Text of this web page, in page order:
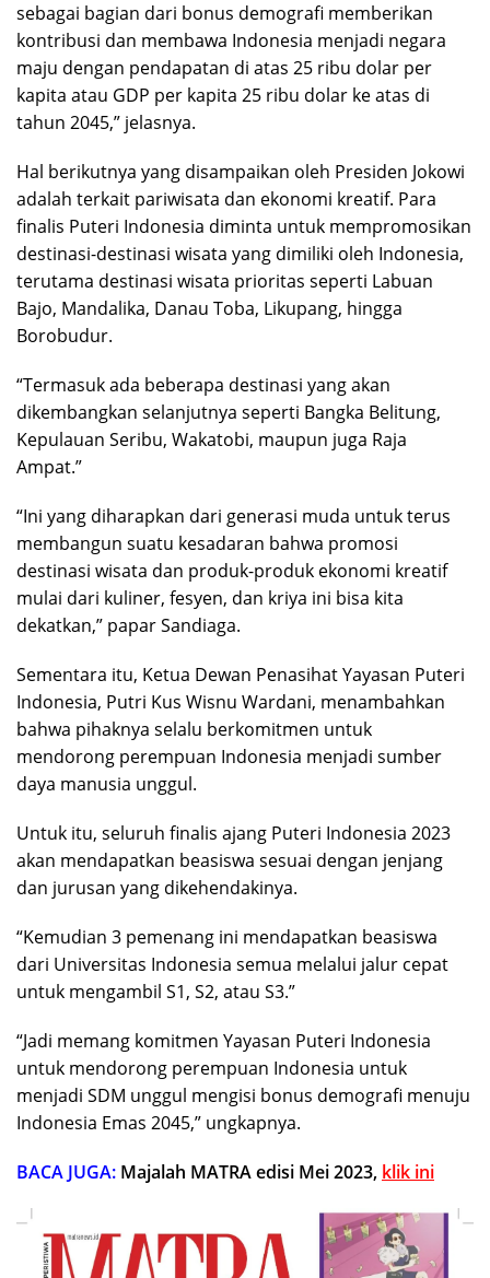
sebagai bagian dari bonus demografi memberikan
kontribusi dan membawa Indonesia menjadi negara
maju dengan pendapatan di atas 25 ribu dolar per
kapita atau GDP per kapita 25 ribu dolar ke atas di
tahun 2045,” jelasnya.
Hal berikutnya yang disampaikan oleh Presiden Jokowi
adalah terkait pariwisata dan ekonomi kreatif. Para
finalis Puteri Indonesia diminta untuk mempromosikan
destinasi-destinasi wisata yang dimiliki oleh Indonesia,
terutama destinasi wisata prioritas seperti Labuan
Bajo, Mandalika, Danau Toba, Likupang, hingga
Borobudur.
“Termasuk ada beberapa destinasi yang akan
dikembangkan selanjutnya seperti Bangka Belitung,
Kepulauan Seribu, Wakatobi, maupun juga Raja
Ampat.”
“Ini yang diharapkan dari generasi muda untuk terus
membangun suatu kesadaran bahwa promosi
destinasi wisata dan produk-produk ekonomi kreatif
mulai dari kuliner, fesyen, dan kriya ini bisa kita
dekatkan,” papar Sandiaga.
Sementara itu, Ketua Dewan Penasihat Yayasan Puteri
Indonesia, Putri Kus Wisnu Wardani, menambahkan
bahwa pihaknya selalu berkomitmen untuk
mendorong perempuan Indonesia menjadi sumber
daya manusia unggul.
Untuk itu, seluruh finalis ajang Puteri Indonesia 2023
akan mendapatkan beasiswa sesuai dengan jenjang
dan jurusan yang dikehendakinya.
“Kemudian 3 pemenang ini mendapatkan beasiswa
dari Universitas Indonesia semua melalui jalur cepat
untuk mengambil S1, S2, atau S3.”
“Jadi memang komitmen Yayasan Puteri Indonesia
untuk mendorong perempuan Indonesia untuk
menjadi SDM unggul mengisi bonus demografi menuju
Indonesia Emas 2045,” ungkapnya.
BACA JUGA: Majalah MATRA edisi Mei 2023, klik ini